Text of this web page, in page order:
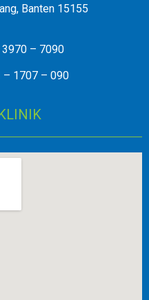
Banten 15155
3970 – 7090
– 1707 – 090